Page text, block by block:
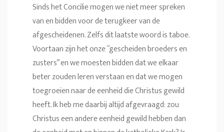
Sinds het Concilie mogen we niet meer spreken
van en bidden voor de terugkeer van de
afgescheidenen. Zelfs dit laatste woord is taboe.
Voortaan zijn het onze “gescheiden broeders en
zusters” en we moesten bidden dat we elkaar
beter zouden leren verstaan en dat we mogen
toegroeien naar de eenheid die Christus gewild
heeft. Ik heb me daarbij altijd afgevraagd: zou
Christus een andere eenheid gewild hebben dan